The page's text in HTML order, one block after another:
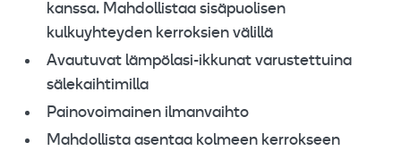
kanssa. Mahdollistaa sisäpuolisen
kulkuyhteyden kerroksien välillä
Avautuvat lämpölasi-ikkunat varustettuina
sälekaihtimilla
Painovoimainen ilmanvaihto
Mahdollista asentaa kolmeen kerrokseen